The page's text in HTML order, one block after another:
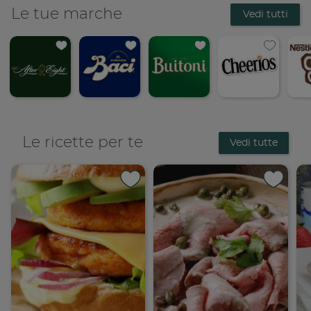
Le tue marche Vedi tutti
Le ricette per te Vedi tutte